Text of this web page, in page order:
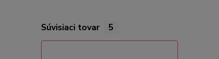
Súvisiaci tovar 5